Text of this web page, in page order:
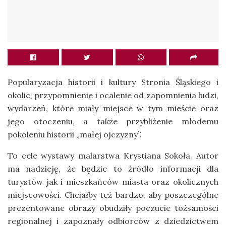
Popularyzacja historii i kultury Stronia Śląskiego
i
okolic, przypomnienie i ocalenie od zapomnienia ludzi,
wydarzeń, które miały miejsce w tym mieście oraz
jego otoczeniu, a także przybliżenie młodemu
pokoleniu historii „małej ojczyzny”.
To cele wystawy malarstwa Krystiana Sokoła. Autor
ma nadzieję, że będzie to źródło informacji dla
turystów jak i mieszkańców miasta oraz okolicznych
miejscowości. Chciałby też bardzo, aby poszczególne
prezentowane obrazy obudziły poczucie tożsamości
regionalnej i zapoznały odbiorców z dziedzictwem